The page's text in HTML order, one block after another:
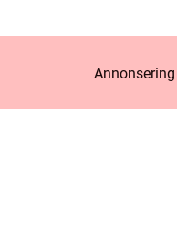
Annonsering